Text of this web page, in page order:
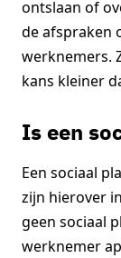
ontslaan of
de afspraken
werknemers.
kans kleiner
Is een
Een sociaal
zijn hierover
geen sociaal
werknemer